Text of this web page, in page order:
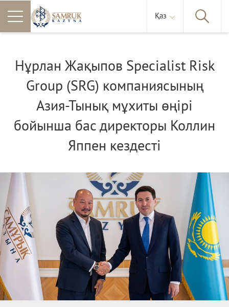
Қаз
Нұрлан Жақыпов Specialist Risk
Group (SRG) компаниясының
Азия-Тынық мұхиты өңірі
бойынша бас директоры Коллин
Яппен кездесті